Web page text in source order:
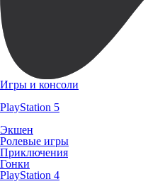
Игры и консоли
PlayStation 5
Экшен
Ролевые игры
Приключения
Гонки
PlayStation 4